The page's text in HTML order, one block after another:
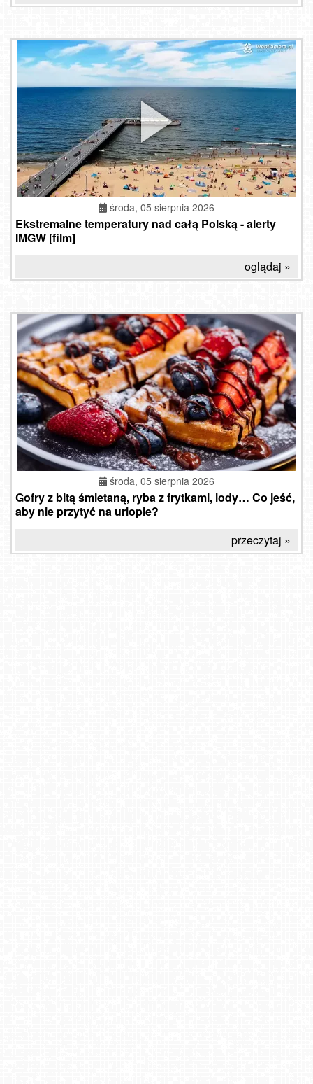
środa, 05 sierpnia 2026
Ekstremalne temperatury nad całą Polską - alerty
IMGW [film]
oglądaj »
środa, 05 sierpnia 2026
Gofry z bitą śmietaną, ryba z frytkami, lody… Co jeść,
aby nie przytyć na urlopie?
przeczytaj »